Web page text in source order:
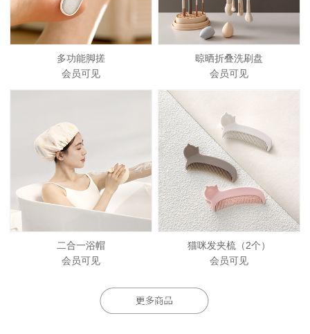
多功能脚搓
会员可见
晾晒折叠洗刷盘
会员可见
二合一浴帽
会员可见
猫咪发夹梳（2个）
会员可见